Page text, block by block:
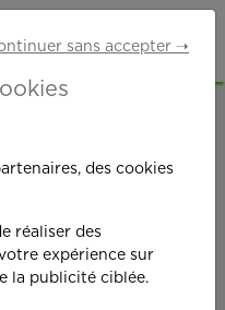
sans accepter ➝
des cookies
réaliser des
expérience sur
la publicité ciblée.